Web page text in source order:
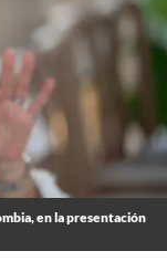
en la presentación